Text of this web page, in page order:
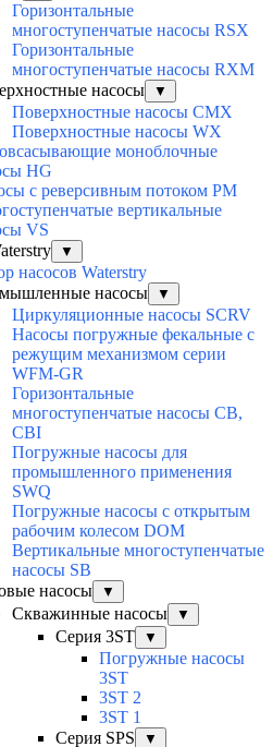
Горизонтальные
многоступенчатые насосы RSX
Горизонтальные
многоступенчатые насосы RXM
насосы
▼
Поверхностные насосы CMX
Поверхностные насосы WX
моноблочные
HG
с реверсивным потоком PM
вертикальные
VS
▼
насосов Waterstry
насосы
▼
Циркуляционные насосы SCRV
Насосы погружные фекальные с
режущим механизмом серии
WFM-GR
Горизонтальные
многоступенчатые насосы CB,
CBI
Погружные насосы для
промышленного применения
SWQ
Погружные насосы с открытым
рабочим колесом DOM
Вертикальные многоступенчатые
насосы SB
насосы
▼
Скважинные насосы ▼
Серия 3ST ▼
Погружные насосы
3ST
3ST 2
3ST 1
Серия SPS
▼